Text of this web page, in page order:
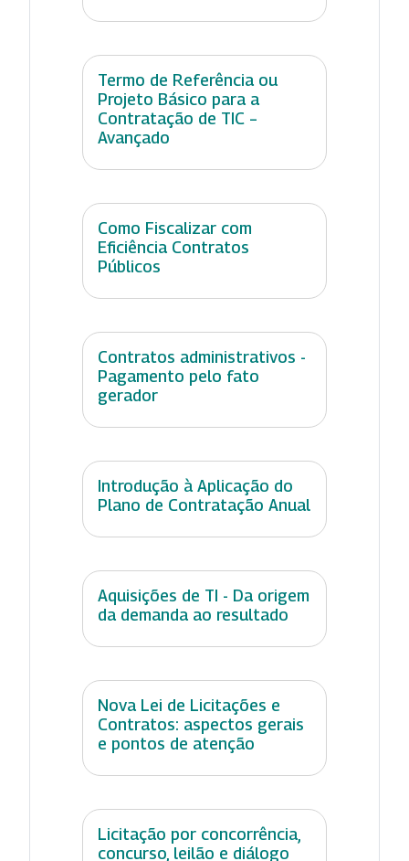
Termo de Referência ou
Projeto Básico para a
Contratação de TIC –
Avançado
Como Fiscalizar com
Eficiência Contratos
Públicos
Contratos administrativos -
Pagamento pelo fato
gerador
Introdução à Aplicação do
Plano de Contratação Anual
Aquisições de TI - Da origem
da demanda ao resultado
Nova Lei de Licitações e
Contratos: aspectos gerais
e pontos de atenção
Licitação por concorrência,
concurso, leilão e diálogo